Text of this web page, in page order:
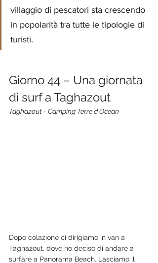
villaggio di pescatori sta crescendo
in popolarità tra tutte le tipologie di
turisti.
Giorno 44 – Una giornata
di surf a Taghazout
Taghazout - Camping Terre d'Ocean
Dopo colazione ci dirigiamo in van a
Taghazout, dove ho deciso di andare a
surfare a Panorama Beach. Lasciamo il